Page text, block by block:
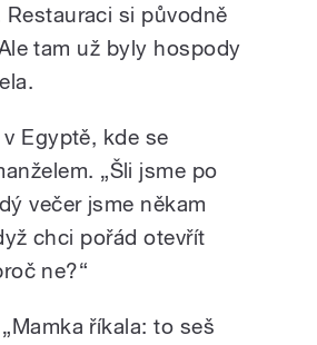
si původně
tam už byly hospody
Egyptě, kde se
„Šli jsme po
večer jsme někam
chci pořád otevřít
ne?“
říkala: to seš